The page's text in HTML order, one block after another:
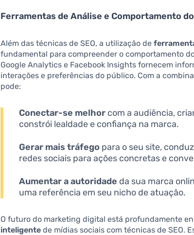
Ferramentas de Análise e Comportamento
Além das técnicas de SEO, a utilização de
fundamental para compreender o comportamento
Google Analytics e Facebook Insights fornecem
interações e preferências do público. Com a
pode:
Conectar-se melhor com a audiência,
constrói lealdade e confiança na marca.
Gerar mais tráfego para o seu site,
redes sociais para ações concretas e
Aumentar a autoridade da sua marca
uma referência em seu nicho de atuação.
O futuro do marketing digital está profundamente
inteligente de mídias sociais com técnicas de SEO.